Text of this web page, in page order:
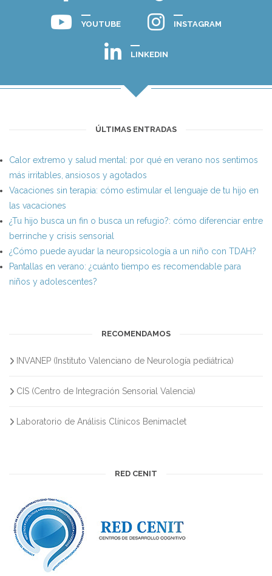
YOUTUBE INSTAGRAM
LINKEDIN
ÚLTIMAS ENTRADAS
Calor extremo y salud mental: por qué en verano nos sentimos
más irritables, ansiosos y agotados
Vacaciones sin terapia: cómo estimular el lenguaje de tu hijo en
las vacaciones
¿Tu hijo busca un fin o busca un refugio?: cómo diferenciar entre
berrinche y crisis sensorial
¿Cómo puede ayudar la neuropsicología a un niño con TDAH?
Pantallas en verano: ¿cuánto tiempo es recomendable para
niños y adolescentes?
RECOMENDAMOS
INVANEP (Instituto Valenciano de Neurología pediátrica)
CIS (Centro de Integración Sensorial Valencia)
Laboratorio de Análisis Clínicos Benimaclet
RED CENIT